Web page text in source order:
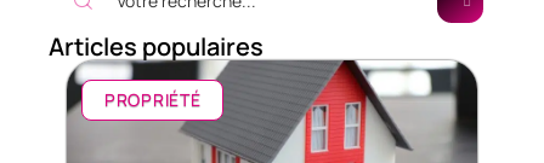
Articles populaires
PROPRIÉTÉ